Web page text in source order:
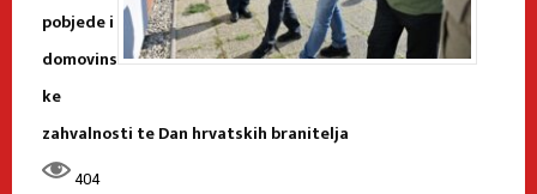
pobjede i
domovins
ke
zahvalnosti te Dan hrvatskih branitelja
404